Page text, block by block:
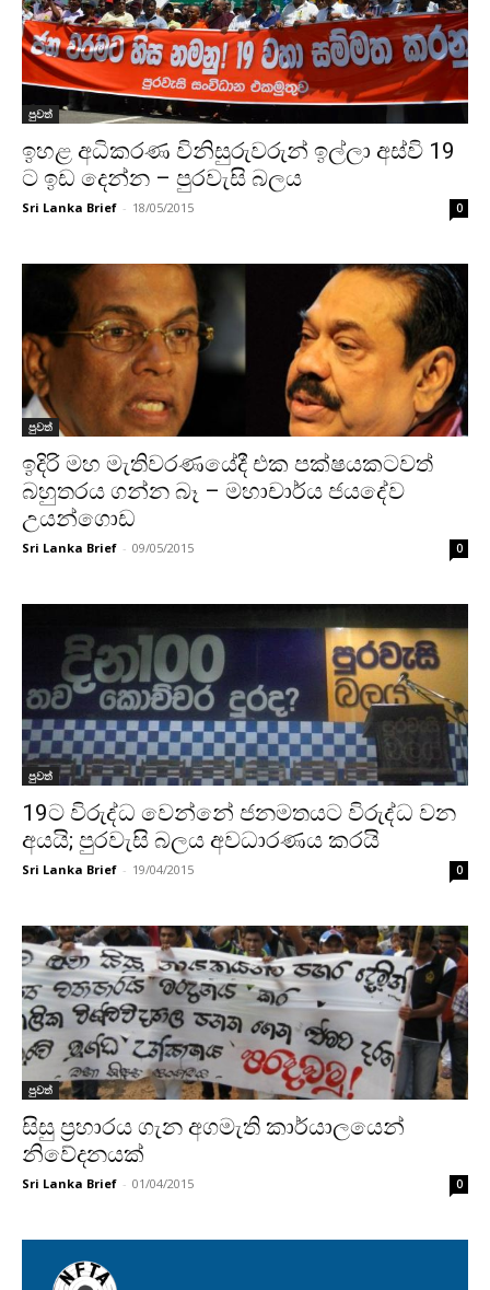
පුවත්
ඉහළ අධිකරණ විනිසුරුවරුන් ඉල්ලා අස්වි 19
ට ඉඩ දෙන්න – පුරවැසි බලය
Sri Lanka Brief - 18/05/2015 0
පුවත්
ඉදිරි මහ මැතිවරණයේදී එක පක්ෂයකටවත්
බහුතරය ගන්න බෑ – මහාචාර්ය ජයදේව
උයන්ගොඩ
Sri Lanka Brief - 09/05/2015 0
පුවත්
19ට විරුද්ධ වෙන්නේ ජනමතයට විරුද්ධ වන
අයයි; පුරවැසි බලය අවධාරණය කරයි
Sri Lanka Brief - 19/04/2015 0
පුවත්
සිසු ප්‍රහාරය ගැන අගමැති කාර්යාලයෙන්
නිවේදනයක්
Sri Lanka Brief - 01/04/2015 0